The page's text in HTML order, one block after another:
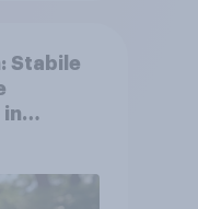
Stabile
in